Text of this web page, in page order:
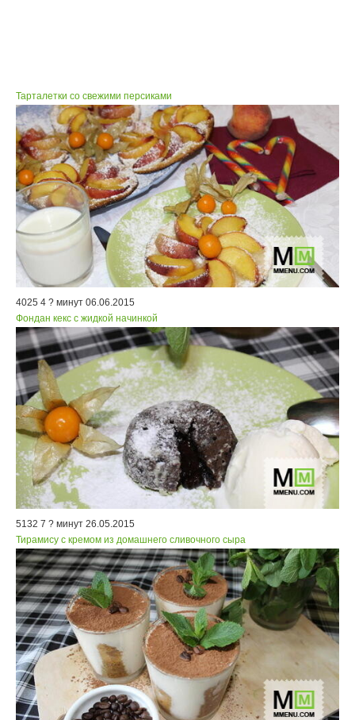
Тарталетки со свежими персиками
4025 4 ? минут 06.06.2015
Фондан кекс с жидкой начинкой
5132 7 ? минут 26.05.2015
Тирамису с кремом из домашнего сливочного сыра